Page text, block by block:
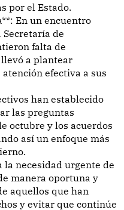
por el Estado.
En un encuentro
de
falta de
a plantear
efectiva a sus
han establecido
las preguntas
octubre y los acuerdos
así un enfoque más
la necesidad urgente de
manera oportuna y
aquellos que han
y evitar que continúe